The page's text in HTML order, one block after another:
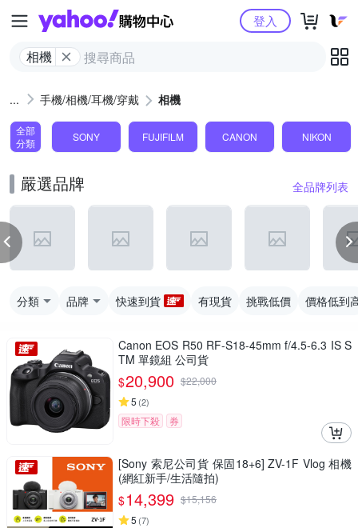
Yahoo購物中心
相機
登入
手機/相機/耳機/穿戴 相機
全部
分類
SONY FUJIFILM CANON NIKON
嚴選品牌 全品牌列表
分類 品牌 快速到貨 有現貨 挑戰低價 價格低到
Canon EOS R50 RF-S18-45mm f/4.5-6.3 IS S
TM 單鏡組 公司貨
$20,900 $22,000
5 (2)
限時下殺 券
[Sony 索尼公司貨 保固18+6] ZV-1F Vlog 相機
(網紅新手/生活隨拍)
$14,399 $15,156
5 (7)